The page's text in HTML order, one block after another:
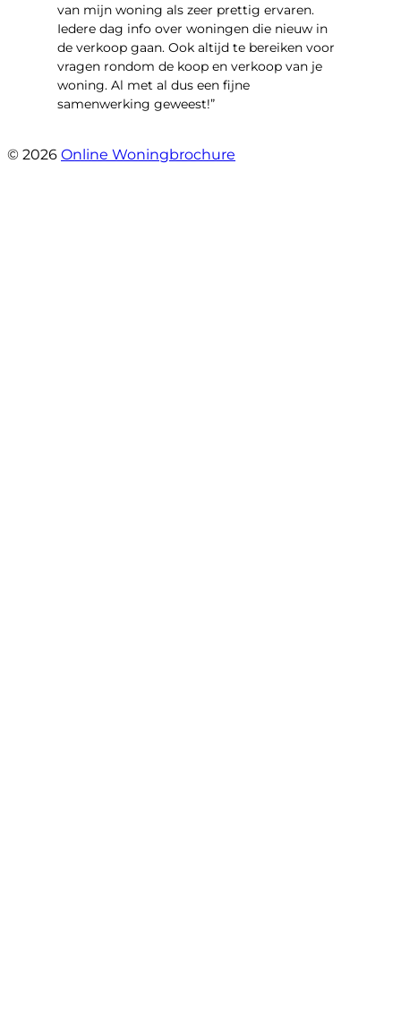
van mijn woning als zeer prettig ervaren.
Iedere dag info over woningen die nieuw in
de verkoop gaan. Ook altijd te bereiken voor
vragen rondom de koop en verkoop van je
woning. Al met al dus een fijne
samenwerking geweest!”
© 2026 Online Woningbrochure